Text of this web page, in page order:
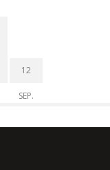
12
SEP.